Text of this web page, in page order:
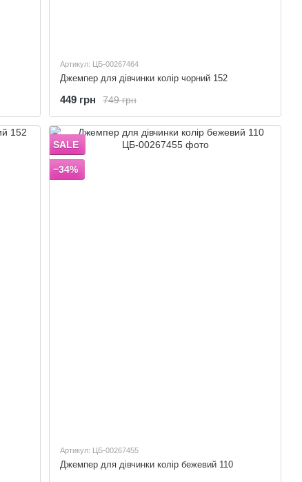
Артикул: ЦБ-00267464
Джемпер для дівчинки колір чорний 152
749 грн
449 грн
SALE
−34%
Артикул: ЦБ-00267455
Джемпер для дівчинки колір бежевий 110